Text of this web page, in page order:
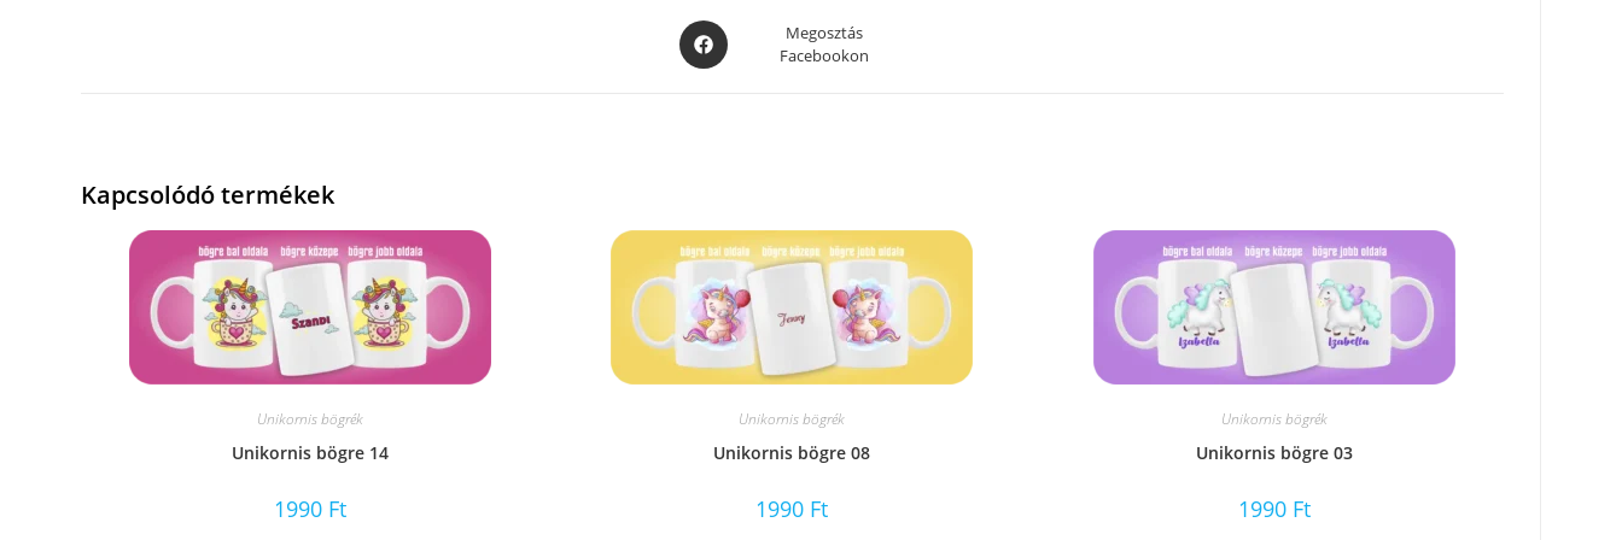
Opens
in
Megosztás
Facebookon
Kapcsolódó termékek
Unikornis bögrék
Unikornis bögre 14
1990 Ft
Unikornis bögrék
Unikornis bögre 08
1990 Ft
Unikornis bögrék
Unikornis bögre 03
1990 Ft